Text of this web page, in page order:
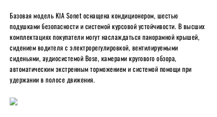
Базовая модель KIA Sonet оснащена кондиционером, шестью
подушками безопасности и системой курсовой устойчивости. В высших
комплектациях покупатели могут наслаждаться панорамной крышей,
сидением водителя с электрорегулировкой, вентилируемыми
сиденьями, аудиосистемой Bose, камерами кругового обзора,
автоматическим экстренным торможением и системой помощи при
удержании в полосе движения.